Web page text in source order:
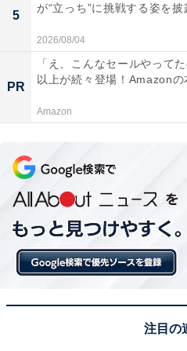
5
が“立っち”に挑戦する姿を
2026/08/04
PR
「え、こんなセールやって
以上が続々登場！Amazon
Amazon
注目の